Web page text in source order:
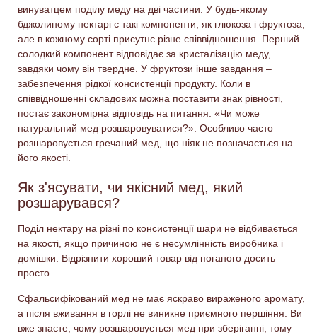
винуватцем поділу меду на дві частини. У будь-якому
бджолиному нектарі є такі компоненти, як глюкоза і фруктоза,
але в кожному сорті присутнє різне співвідношення. Перший
солодкий компонент відповідає за кристалізацію меду,
завдяки чому він твердне. У фруктози інше завдання –
забезпечення рідкої консистенції продукту. Коли в
співвідношенні складових можна поставити знак рівності,
постає закономірна відповідь на питання: «Чи може
натуральний мед розшаровуватися?». Особливо часто
розшаровується гречаний мед, що ніяк не позначається на
його якості.
Як з'ясувати, чи якісний мед, який
розшарувався?
Поділ нектару на різні по консистенції шари не відбивається
на якості, якщо причиною не є несумлінність виробника і
домішки. Відрізнити хороший товар від поганого досить
просто.
Сфальсифікований мед не має яскраво вираженого аромату,
а після вживання в горлі не виникне приємного першіння. Ви
вже знаєте, чому розшаровується мед при зберіганні, тому